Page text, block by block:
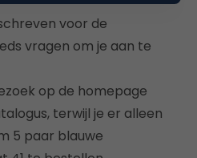
voor de
vragen om je aan te
op de homepage
terwijl je er alleen
5 paar blauwe